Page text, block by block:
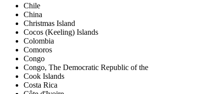
Chile
China
Christmas Island
Cocos (Keeling) Islands
Colombia
Comoros
Congo
Congo, The Democratic Republic of the
Cook Islands
Costa Rica